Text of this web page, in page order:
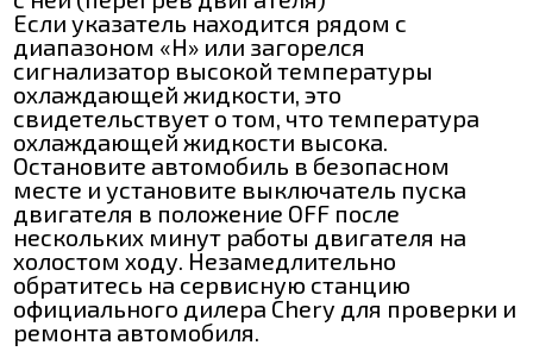
Если указатель находится рядом с
диапазоном «Н» или загорелся
сигнализатор высокой температуры
охлаждающей жидкости, это
свидетельствует о том, что температура
охлаждающей жидкости высока.
Остановите автомобиль в безопасном
месте и установите выключатель пуска
двигателя в положение OFF после
нескольких минут работы двигателя на
холостом ходу. Незамедлительно
обратитесь на сервисную станцию
официального дилера Chery для проверки и
ремонта автомобиля.